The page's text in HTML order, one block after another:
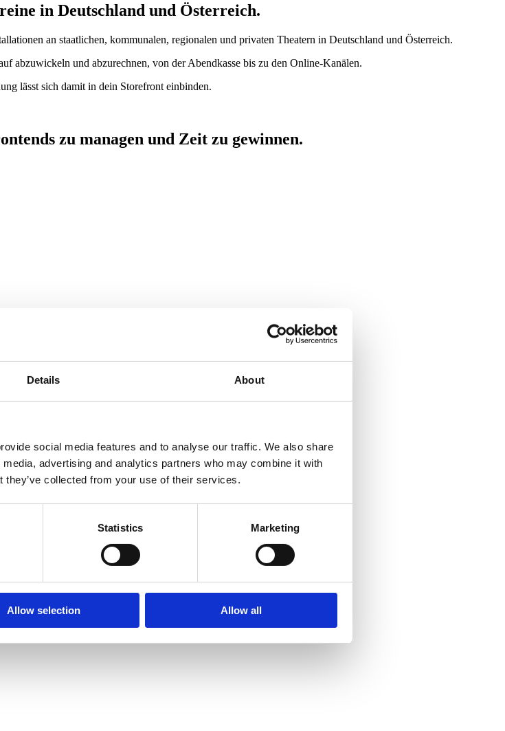
Details About
social media features and to analyse our traffic. We also share
advertising and analytics partners who may combine it with
they’ve collected from your use of their services.
Statistics Marketing
Allow selection Allow all
in Deutschland und Österreich.
an staatlichen, kommunalen, regionalen und privaten Theatern in Deutschland und Österreich.
abzuwickeln und abzurechnen, von der Abendkasse bis zu den Online-Kanälen.
lässt sich damit in dein Storefront einbinden.
zu managen und Zeit zu gewinnen.